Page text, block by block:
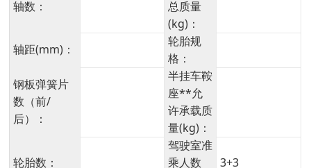
轴数：
总质量
(kg)：
轴距(mm)：
轮胎规
格：
钢板弹簧片
数（前/
后）：
半挂车鞍
座**允
许承载质
量(kg)：
轮胎数：
驾驶室准
乘人数
3+3